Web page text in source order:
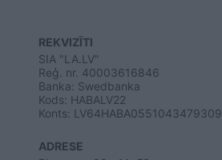
REKVIZĪTI
SIA "LA.LV"
Reģ. nr. 40003616846
Banka: Swedbanka
Kods: HABALV22
Konts: LV64HABA0551043479309
ADRESE